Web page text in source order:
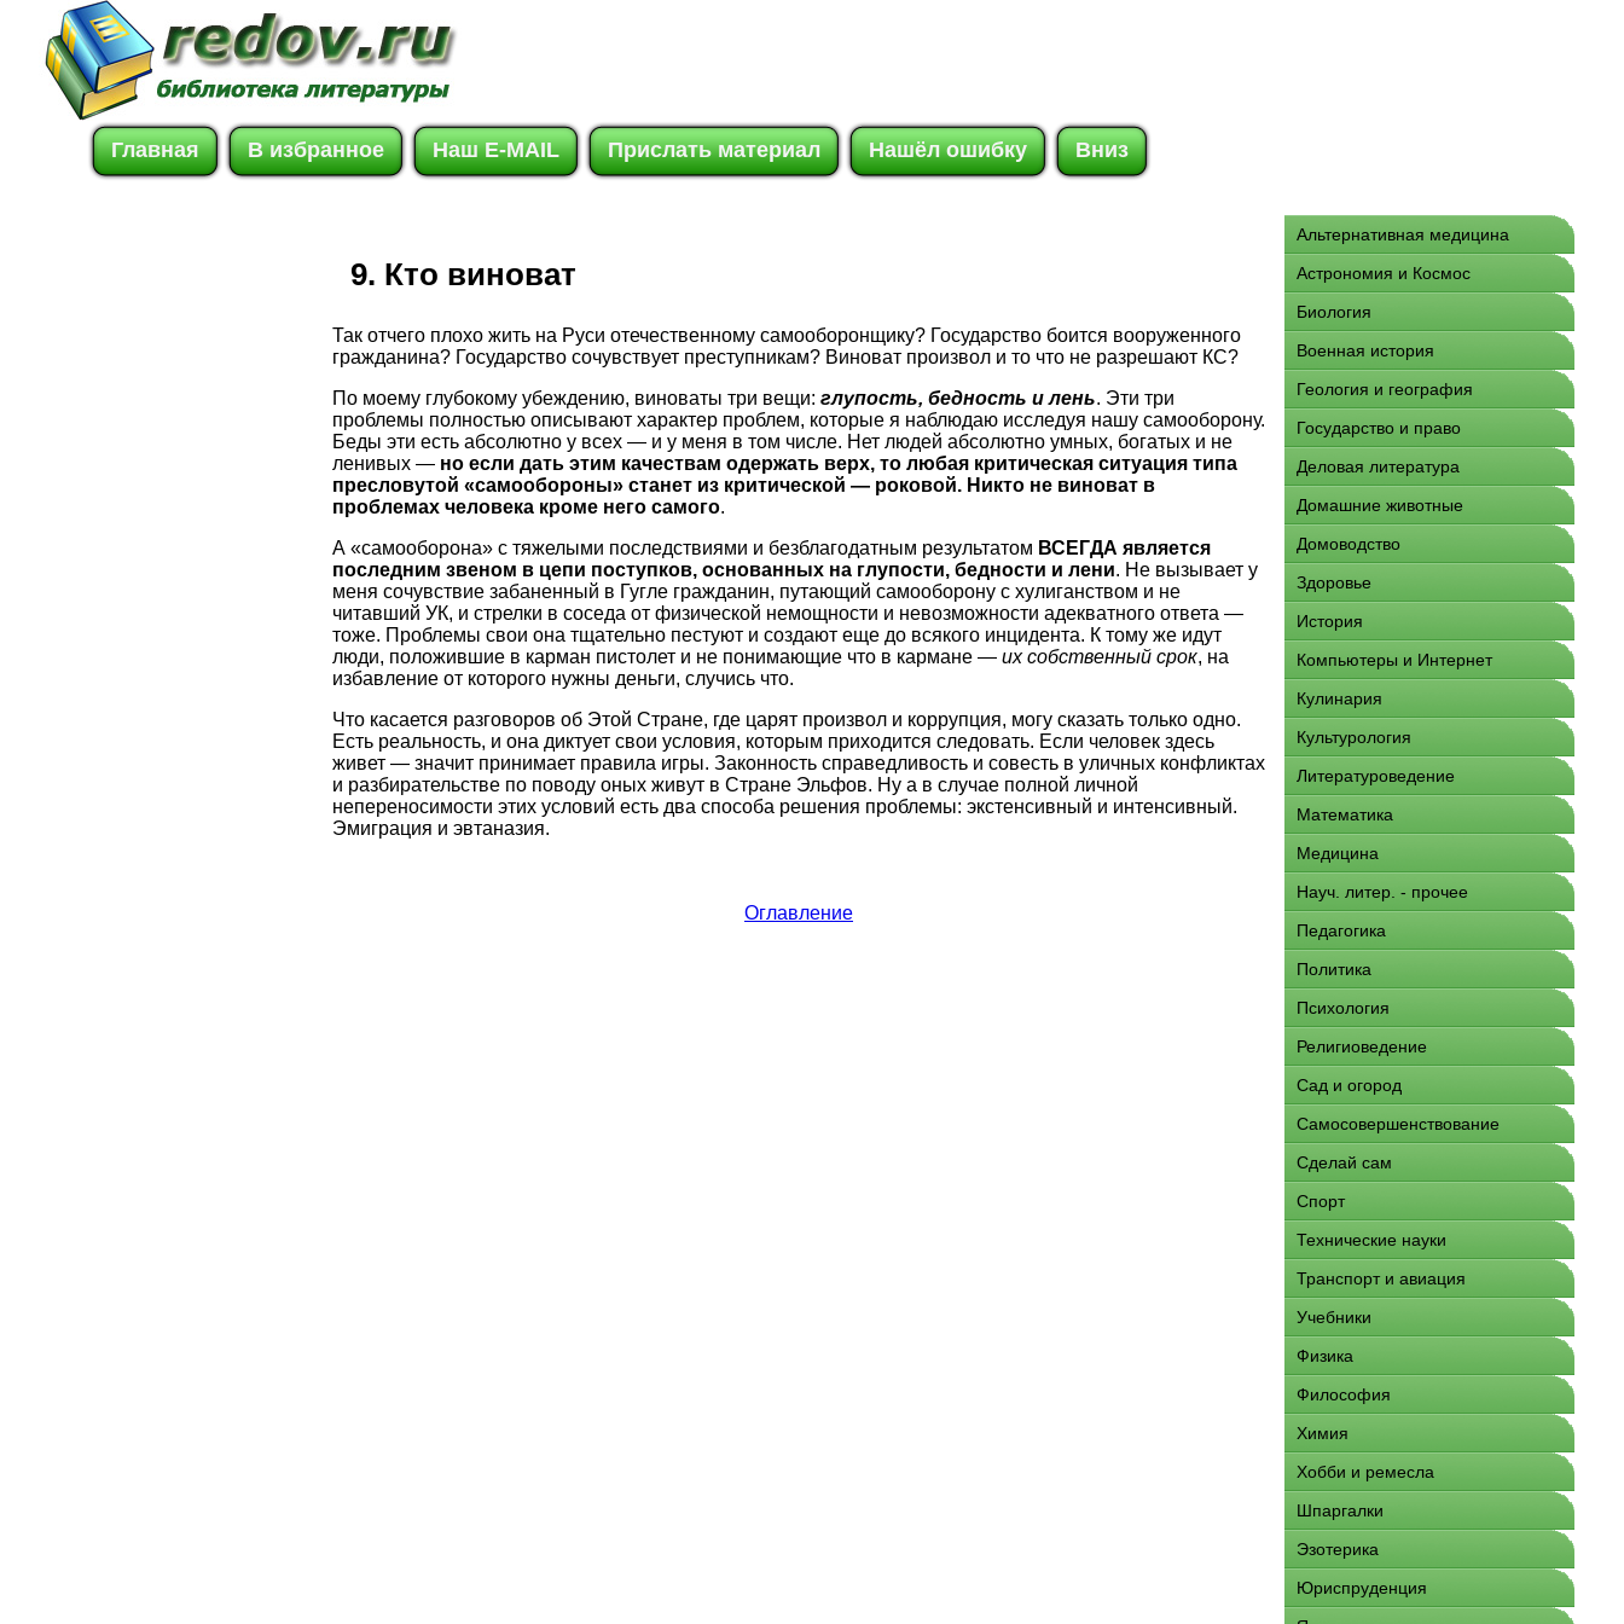
Главная В избранное Наш E-MAIL Прислать материал Нашёл ошибку Вниз
9. Кто виноват
Так отчего плохо жить на Руси отечественному самооборонщику? Государство боится вооруженного
гражданина? Государство сочувствует преступникам? Виноват произвол и то что не разрешают КС?
По моему глубокому убеждению, виноваты три вещи: глупость, бедность и лень. Эти три
проблемы полностью описывают характер проблем, которые я наблюдаю исследуя нашу самооборону.
Беды эти есть абсолютно у всех — и у меня в том числе. Нет людей абсолютно умных, богатых и не
ленивых — но если дать этим качествам одержать верх, то любая критическая ситуация типа
пресловутой «самообороны» станет из критической — роковой. Никто не виноват в
проблемах человека кроме него самого.
А «самооборона» с тяжелыми последствиями и безблагодатным результатом ВСЕГДА является
последним звеном в цепи поступков, основанных на глупости, бедности и лени. Не вызывает у
меня сочувствие забаненный в Гугле гражданин, путающий самооборону с хулиганством и не
читавший УК, и стрелки в соседа от физической немощности и невозможности адекватного ответа —
тоже. Проблемы свои она тщательно пестуют и создают еще до всякого инцидента. К тому же идут
люди, положившие в карман пистолет и не понимающие что в кармане — их собственный срок, на
избавление от которого нужны деньги, случись что.
Что касается разговоров об Этой Стране, где царят произвол и коррупция, могу сказать только одно.
Есть реальность, и она диктует свои условия, которым приходится следовать. Если человек здесь
живет — значит принимает правила игры. Законность справедливость и совесть в уличных конфликтах
и разбирательстве по поводу оных живут в Стране Эльфов. Ну а в случае полной личной
непереносимости этих условий есть два способа решения проблемы: экстенсивный и интенсивный.
Эмиграция и эвтаназия.
Оглавление
Альтернативная медицина
Астрономия и Космос
Биология
Военная история
Геология и география
Государство и право
Деловая литература
Домашние животные
Домоводство
Здоровье
История
Компьютеры и Интернет
Кулинария
Культурология
Литературоведение
Математика
Медицина
Науч. литер. - прочее
Педагогика
Политика
Психология
Религиоведение
Сад и огород
Самосовершенствование
Сделай сам
Спорт
Технические науки
Транспорт и авиация
Учебники
Физика
Философия
Химия
Хобби и ремесла
Шпаргалки
Эзотерика
Юриспруденция